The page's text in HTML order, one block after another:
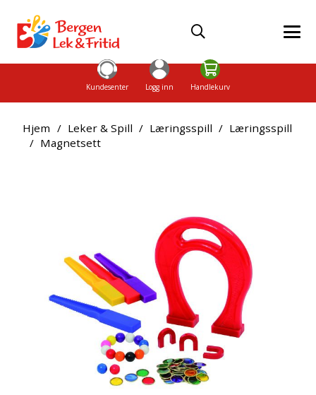
Kundesenter Logg inn Handlekurv
Hjem / Leker & Spill / Læringsspill / Læringsspill
/ Magnetsett